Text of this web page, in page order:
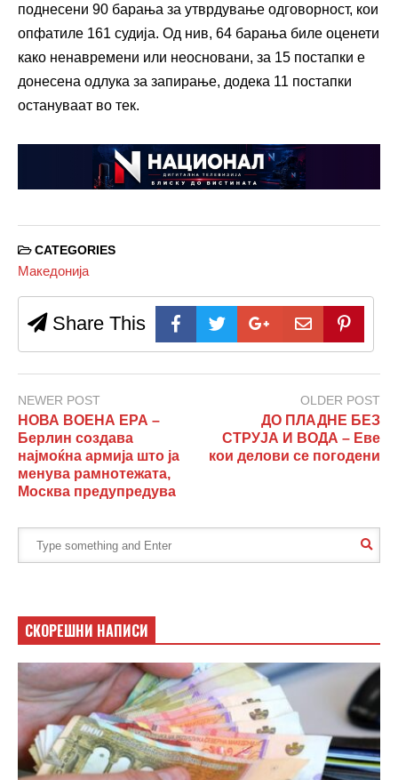
поднесени 90 барања за утврдување одговорност, кои
опфатиле 161 судија. Од нив, 64 барања биле оценети
како ненавремени или неосновани, за 15 постапки е
донесена одлука за запирање, додека 11 постапки
остануваат во тек.
CATEGORIES
Македонија
Share This
NEWER POST
НОВА ВОЕНА ЕРА –
Берлин создава
најмоќна армија што ја
менува рамнотежата,
Москва предупредува
OLDER POST
ДО ПЛАДНЕ БЕЗ
СТРУЈА И ВОДА – Еве
кои делови се погодени
СКОРЕШНИ НАПИСИ